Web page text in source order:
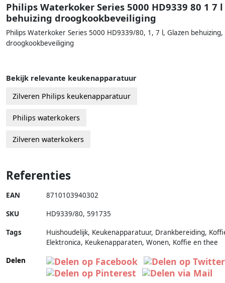
Philips Waterkoker Series 5000 HD9339 80 1 7 l
behuizing droogkookbeveiliging
Philips Waterkoker Series 5000 HD9339/80, 1, 7 l, Glazen behuizing,
droogkookbeveiliging
Bekijk relevante keukenapparatuur
Zilveren Philips keukenapparatuur
Philips waterkokers
Zilveren waterkokers
Referenties
EAN 8710103940302
SKU HD9339/80, 591735
Tags
Huishoudelijk, Keukenapparatuur, Drankbereiding,
Elektronica, Keukenapparaten, Wonen, Koffie en thee
Delen